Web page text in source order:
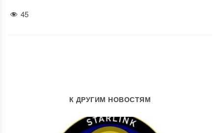
45
К ДРУГИМ НОВОСТЯМ